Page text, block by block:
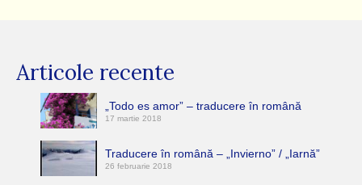
Articole recente
„Todo es amor” – traducere în română
17 martie 2018
Traducere în română – „Invierno” / „Iarnă”
26 februarie 2018